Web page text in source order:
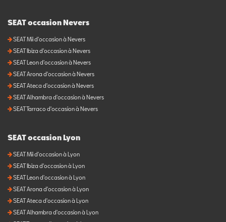
SEAT occasion Nevers
SEAT Mii d'occasion à Nevers
SEAT Ibiza d'occasion à Nevers
SEAT Leon d'occasion à Nevers
SEAT Arona d'occasion à Nevers
SEAT Ateca d'occasion à Nevers
SEAT Alhambra d'occasion à Nevers
SEAT Tarraco d'occasion à Nevers
SEAT occasion Lyon
SEAT Mii d'occasion à Lyon
SEAT Ibiza d'occasion à Lyon
SEAT Leon d'occasion à Lyon
SEAT Arona d'occasion à Lyon
SEAT Ateca d'occasion à Lyon
SEAT Alhambra d'occasion à Lyon